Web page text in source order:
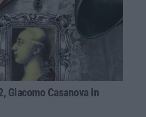
Giacomo Casanova in